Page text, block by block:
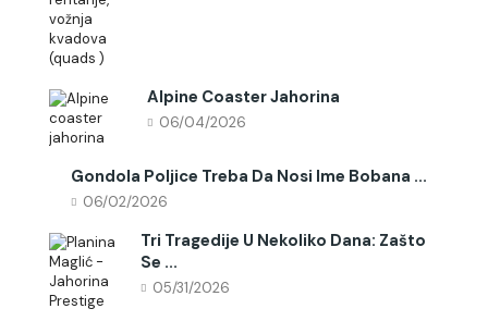
Alpine Coaster Jahorina
06/04/2026
Gondola Poljice Treba Da Nosi Ime Bobana ...
06/02/2026
Tri Tragedije U Nekoliko Dana: Zašto
Se ...
05/31/2026